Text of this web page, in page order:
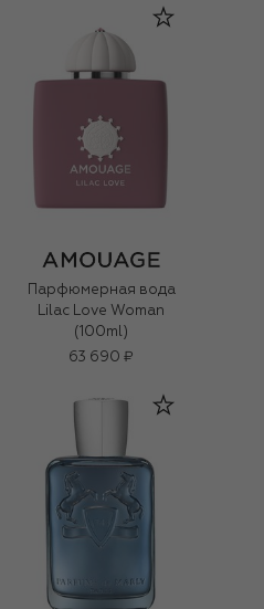
Парфюмерная вода
Lilac Love Woman
(100ml)
63 690 ₽